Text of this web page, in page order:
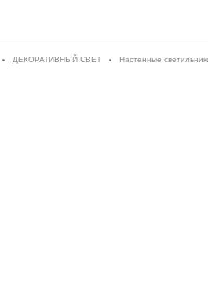
ДЕКОРАТИВНЫЙ СВЕТ Настенные